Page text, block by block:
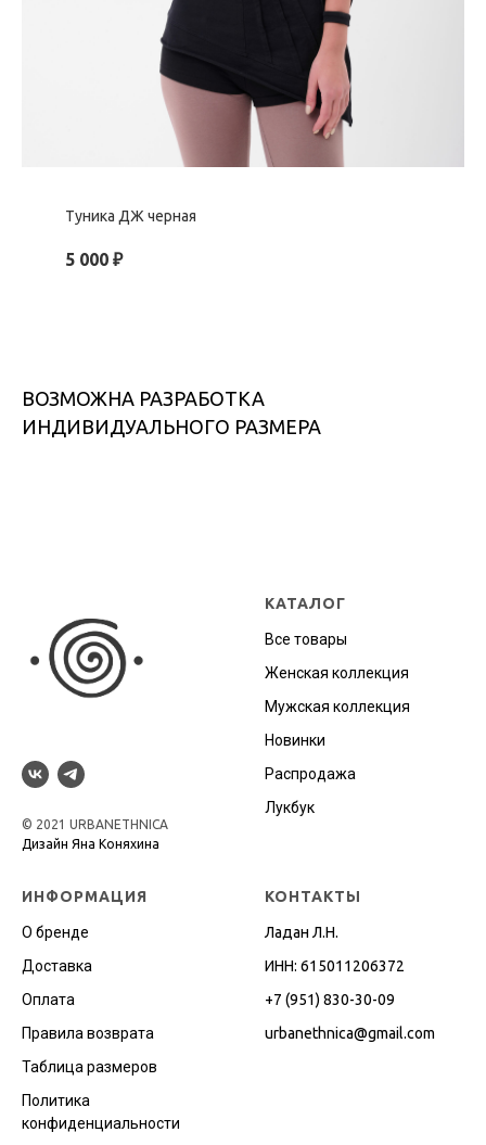
Туника ДЖ черная
5 000 ₽
ВОЗМОЖНА РАЗРАБОТКА
ИНДИВИДУАЛЬНОГО РАЗМЕРА
© 2021 URBANETHNICA
Дизайн Яна Коняхина
КАТАЛОГ
Все товары
Женская коллекция
Мужская коллекция
Новинки
Распродажа
Лукбук
ИНФОРМАЦИЯ
О бренде
Доставка
Оплата
Правила возврата
Таблица размеров
Политика
конфиденциальности
КОНТАКТЫ
Ладан Л.Н.
ИНН: 615011206372
+7 (951) 830-30-09
urbanethnica@gmail.com